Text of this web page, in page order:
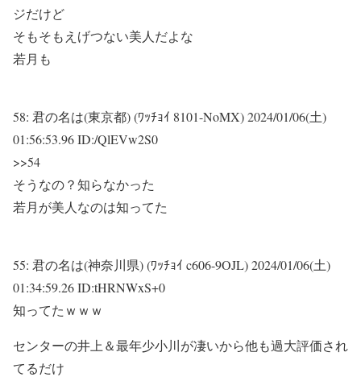
ジだけど
そもそもえげつない美人だよな
若月も
58: 君の名は(東京都) (ﾜｯﾁｮｲ 8101-NoMX)2024/01/06(土)
01:56:53.96 ID:/QlEVw2S0
>>54
そうなの？知らなかった
若月が美人なのは知ってた
55: 君の名は(神奈川県) (ﾜｯﾁｮｲ c606-9OJL)2024/01/06(土)
01:34:59.26 ID:tHRNWxS+0
知ってたｗｗｗ
センターの井上＆最年少小川が凄いから他も過大評価され
てるだけ